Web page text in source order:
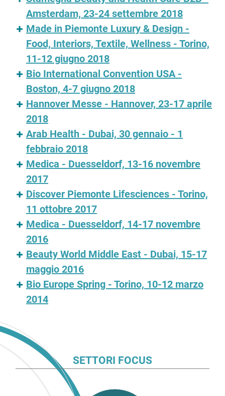
Amsterdam, 23-24 settembre 2018
Made in Piemonte Luxury & Design -
Food, Interiors, Textile, Wellness - Torino,
11-12 giugno 2018
Bio International Convention USA -
Boston, 4-7 giugno 2018
Hannover Messe - Hannover, 23-17 aprile
2018
Arab Health - Dubai, 30 gennaio - 1
febbraio 2018
Medica - Duesseldorf, 13-16 novembre
2017
Discover Piemonte Lifesciences - Torino,
11 ottobre 2017
Medica - Duesseldorf, 14-17 novembre
2016
Beauty World Middle East - Dubai, 15-17
maggio 2016
Bio Europe Spring - Torino, 10-12 marzo
2014
SETTORI FOCUS